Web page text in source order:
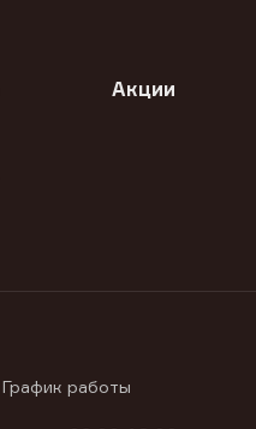
Акции
График работы